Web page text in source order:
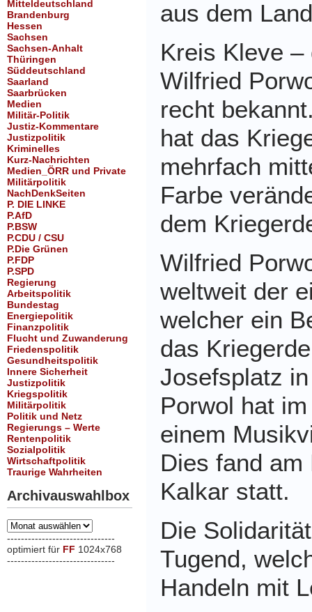
Mitteldeutschland
Brandenburg
Hessen
Sachsen
Sachsen-Anhalt
Thüringen
Süddeutschland
Saarland
Saarbrücken
Medien
Militär-Politik
Justiz-Kommentare
Justizpolitik
Kriminelles
Kurz-Nachrichten
Medien_ÖRR und Private
Militärpolitik
NachDenkSeiten
P. DIE LINKE
P.AfD
P.BSW
P.CDU / CSU
P.Die Grünen
P.FDP
P.SPD
Regierung
Arbeitspolitik
Bundestag
Energiepolitik
Finanzpolitik
Flucht und Zuwanderung
Friedenspolitik
Gesundheitspolitik
Innere Sicherheit
Justizpolitik
Kriegspolitik
Militärpolitik
Politik und Netz
Regierungs – Werte
Rentenpolitik
Sozialpolitik
Wirtschaftpolitik
Traurige Wahrheiten
Archivauswahlbox
Archivauswahlbox
-------------------------------
optimiert für FF 1024x768
-------------------------------
aus dem
Kreis Kleve –
Wilfried
recht
hat das
mehrfach
Farbe
dem
Wilfried
weltweit der
welcher ein
das
Josefsplatz
Porwol hat
einem
Dies fand
Kalkar statt.
Die
Tugend,
Handeln mit